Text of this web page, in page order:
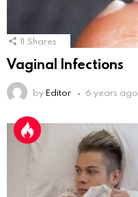
11 Shares
Vaginal Infections
byEditor 6 years ago